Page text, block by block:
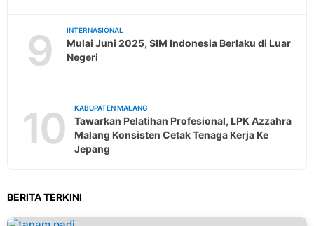
9 INTERNASIONAL
Mulai Juni 2025, SIM Indonesia Berlaku di Luar
Negeri
10 KABUPATEN MALANG
Tawarkan Pelatihan Profesional, LPK Azzahra
Malang Konsisten Cetak Tenaga Kerja Ke
Jepang
BERITA TERKINI